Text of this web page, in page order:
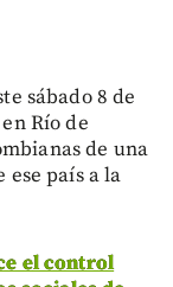
sábado 8 de
Río de
de una
país a la
el control